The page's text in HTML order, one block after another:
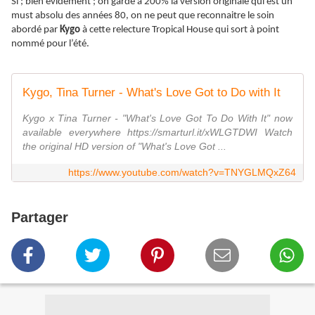
must absolu des années 80, on ne peut que reconnaitre le soin
abordé par Kygo à cette relecture Tropical House qui sort à point
nommé pour l’été.
Kygo, Tina Turner - What's Love Got to Do with It
Kygo x Tina Turner - "What's Love Got To Do With It" now
available everywhere https://smarturl.it/xWLGTDWI Watch
the original HD version of "What's Love Got ...
https://www.youtube.com/watch?v=TNYGLMQxZ64
Partager